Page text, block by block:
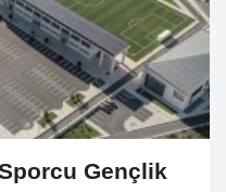
Gençlik